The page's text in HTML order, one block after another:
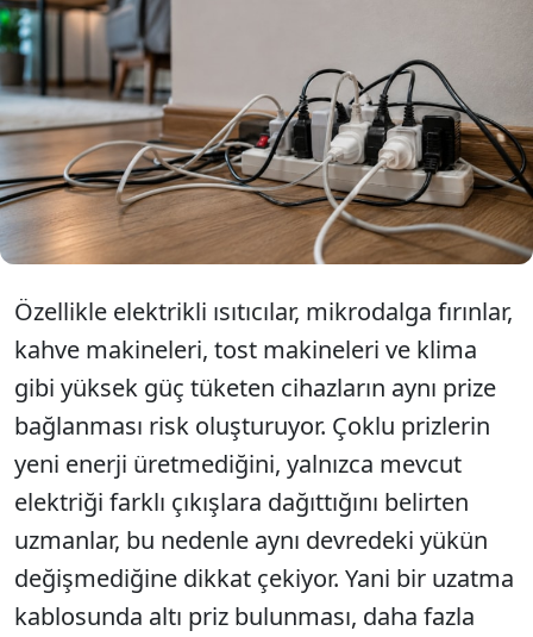
Evlerde sıkça kullanılan uzatma kabloları ve
çoklu prizler, yanlış kullanıldığında ciddi bir
yangın riskine dönüşebiliyor. Aynı prize çok
sayıda cihaz bağlamak veya uzatma kablolarını
birbirine ekleyerek kullanmak, elektrik
devrelerinde aşırı yük oluşmasına neden
olabiliyor.
Özellikle elektrikli ısıtıcılar, mikrodalga fırınlar,
kahve makineleri, tost makineleri ve klima
gibi yüksek güç tüketen cihazların aynı prize
bağlanması risk oluşturuyor. Çoklu prizlerin
yeni enerji üretmediğini, yalnızca mevcut
elektriği farklı çıkışlara dağıttığını belirten
uzmanlar, bu nedenle aynı devredeki yükün
değişmediğine dikkat çekiyor. Yani bir uzatma
kablosunda altı priz bulunması, daha fazla